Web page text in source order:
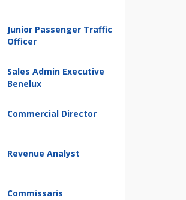
Junior Passenger Traffic
Officer
Sales Admin Executive
Benelux
Commercial Director
Revenue Analyst
Commissaris